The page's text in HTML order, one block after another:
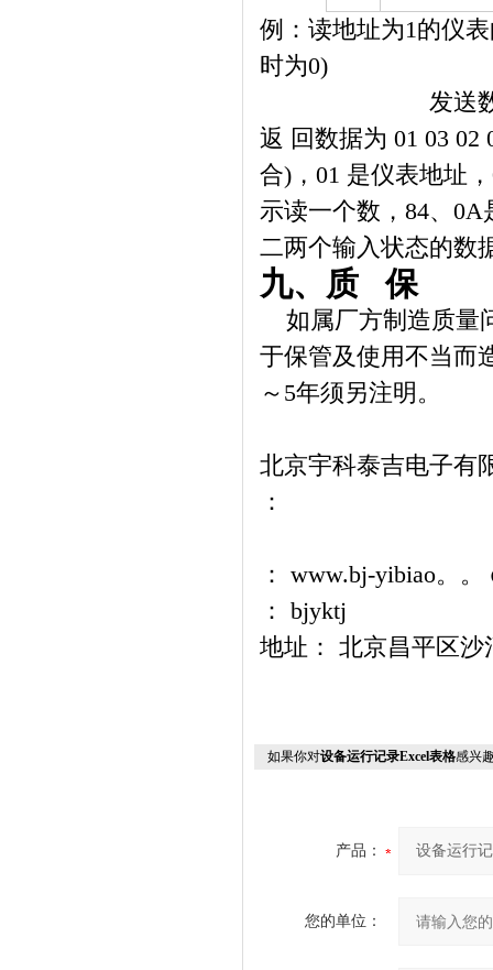
例：读地址为1的仪
时为0)
发送
返 回数据为 01 03 02
合)，01 是仪表地址
示读一个数，84、
二两个输入状态的数
九、质 保
如属厂方制造质量
于保管及使用不当而
～5年须另注明。
北京宇科泰吉电子有
：
： www.bj-
： bjyktj
地址： 北京昌平区
如果你对设备运行记录Excel表格感兴
产品：
您的单位：